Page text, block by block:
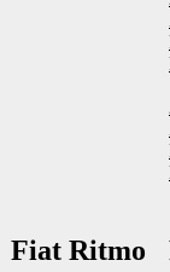
Fiat Ritmo